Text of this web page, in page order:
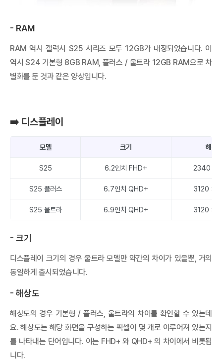
- RAM
RAM 역시 갤럭시 S25 시리즈 모두 12GB가 내장되었습니다. 이
역시 S24 기본형 8GB RAM, 플러스 / 울트라 12GB RAM으로 차
별화를 둔 것과 같은 양상입니다.
➡️ 디스플레이
모델 크기 해상
S25 6.2인치 FHD+ 2340 x
S25 플러스 6.7인치 QHD+ 3120 x
S25 울트라 6.9인치 QHD+ 3120 x
- 크기
디스플레이 크기의 경우 울트라 모델만 약간의 차이가 있을뿐, 거의
동일하게 출시되었습니다.
- 해상도
해상도의 경우 기본형 / 플러스, 울트라의 차이를 확인할 수 있는데
요. 해상도는 해당 화면을 구성하는 픽셀이 몇 개로 이루어져 있는지
를 나타내는 단어입니다. 이는 FHD+ 와 QHD+ 의 차이에서 비롯됩
니다.